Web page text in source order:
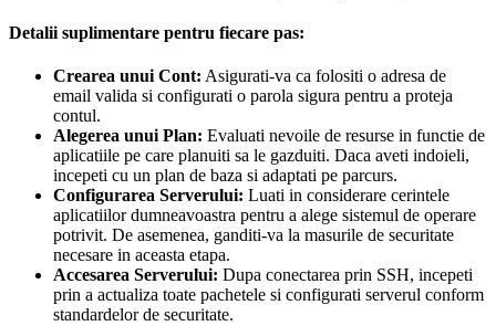
Detalii suplimentare pentru fiecare pas:
Crearea unui Cont: Asigurati-va ca folositi o adresa de
email valida si configurati o parola sigura pentru a proteja
contul.
Alegerea unui Plan: Evaluati nevoile de resurse in functie de
aplicatiile pe care planuiti sa le gazduiti. Daca aveti indoieli,
incepeti cu un plan de baza si adaptati pe parcurs.
Configurarea Serverului: Luati in considerare cerintele
aplicatiilor dumneavoastra pentru a alege sistemul de operare
potrivit. De asemenea, ganditi-va la masurile de securitate
necesare in aceasta etapa.
Accesarea Serverului: Dupa conectarea prin SSH, incepeti
prin a actualiza toate pachetele si configurati serverul conform
standardelor de securitate.